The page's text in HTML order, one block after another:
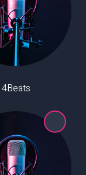
4Beats